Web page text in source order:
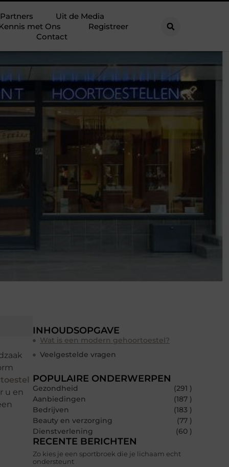
Partners
Uit de Media
met Ons
Registreer
Contact
u en
INHOUDSOPGAVE
Wat is een modern gehoortoestel?
Veelgestelde vragen
POPULAIRE ONDERWERPEN
Gezondheid
(291 )
Aanbiedingen
(187 )
Bedrijven
(183 )
Beauty en verzorging
(77 )
Dienstverlening
(60 )
RECENTE BERICHTEN
Zo kies je een sportbroek die je lichaam echt
ondersteunt